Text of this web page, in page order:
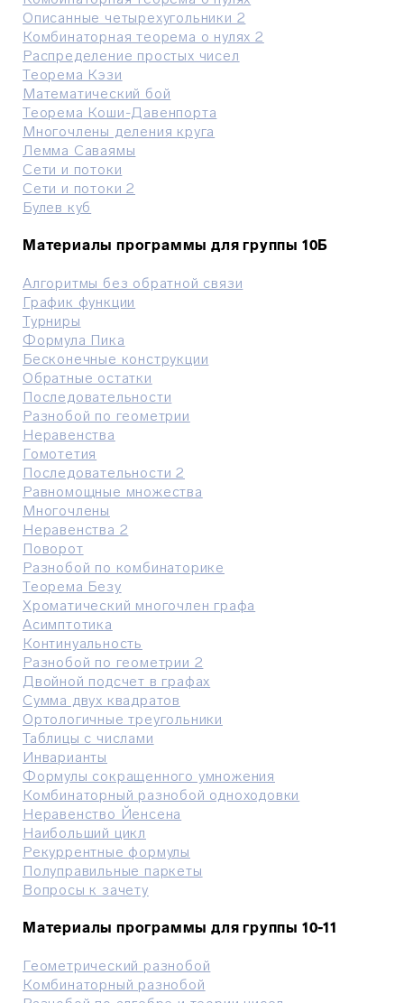
Описанные четырехугольники 2
Комбинаторная теорема о нулях 2
Распределение простых чисел
Теорема Кэзи
Математический бой
Теорема Коши-Давенпорта
Многочлены деления круга
Лемма Саваямы
Сети и потоки
Сети и потоки 2
Булев куб
Материалы программы для группы 10Б
Алгоритмы без обратной связи
График функции
Турниры
Формула Пика
Бесконечные конструкции
Обратные остатки
Последовательности
Разнобой по геометрии
Неравенства
Гомотетия
Последовательности 2
Равномощные множества
Многочлены
Неравенства 2
Поворот
Разнобой по комбинаторике
Теорема Безу
Хроматический многочлен графа
Асимптотика
Континуальность
Разнобой по геометрии 2
Двойной подсчет в графах
Сумма двух квадратов
Ортологичные треугольники
Таблицы с числами
Инварианты
Формулы сокращенного умножения
Комбинаторный разнобой одноходовки
Неравенство Йенсена
Наибольший цикл
Рекуррентные формулы
Полуправильные паркеты
Вопросы к зачету
Материалы программы для группы 10-11
Геометрический разнобой
Комбинаторный разнобой